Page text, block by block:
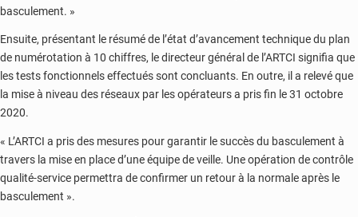
basculement. »
Ensuite, présentant le résumé de l’état d’avancement technique du plan
de numérotation à 10 chiffres, le directeur général de l’ARTCI signifia que
les tests fonctionnels effectués sont concluants. En outre, il a relevé que
la mise à niveau des réseaux par les opérateurs a pris fin le 31 octobre
2020.
« L’ARTCI a pris des mesures pour garantir le succès du basculement à
travers la mise en place d’une équipe de veille. Une opération de contrôle
qualité-service permettra de confirmer un retour à la normale après le
basculement ».